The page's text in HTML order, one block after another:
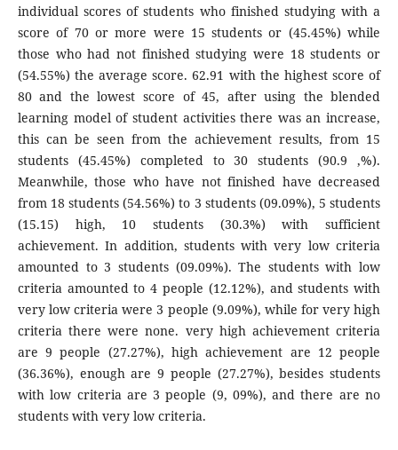
individual scores of students who finished studying with a
score of 70 or more were 15 students or (45.45%) while
those who had not finished studying were 18 students or
(54.55%) the average score. 62.91 with the highest score of
80 and the lowest score of 45, after using the blended
learning model of student activities there was an increase,
this can be seen from the achievement results, from 15
students (45.45%) completed to 30 students (90.9 ,%).
Meanwhile, those who have not finished have decreased
from 18 students (54.56%) to 3 students (09.09%), 5 students
(15.15) high, 10 students (30.3%) with sufficient
achievement. In addition, students with very low criteria
amounted to 3 students (09.09%). The students with low
criteria amounted to 4 people (12.12%), and students with
very low criteria were 3 people (9.09%), while for very high
criteria there were none. very high achievement criteria
are 9 people (27.27%), high achievement are 12 people
(36.36%), enough are 9 people (27.27%), besides students
with low criteria are 3 people (9, 09%), and there are no
students with very low criteria.